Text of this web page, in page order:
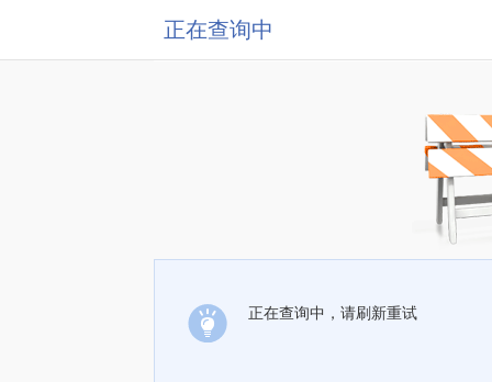
正在查询中
正在查询中，请刷新重试